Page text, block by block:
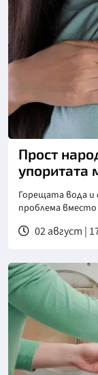
Прост
упоритата
Горещата вода
проблема
02 август |